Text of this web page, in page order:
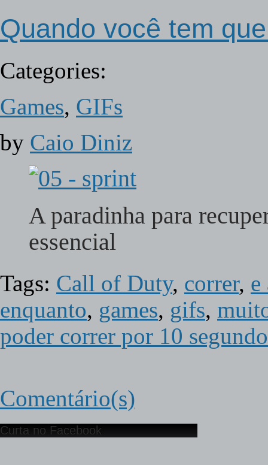
Quando você tem
Categories:
Games, GIFs
by Caio Diniz
A paradinha para
essencial
Tags: Call of Duty, correr, e
enquanto, games, gifs,
poder correr por 10
Comentário(s)
Curta no Facebook